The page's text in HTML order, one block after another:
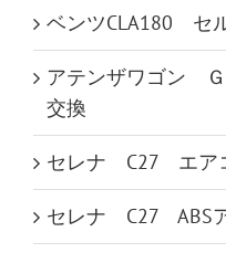
ベンツCLA180 セ
アテンザワゴン
交換
セレナ C27 エア
セレナ C27 ABS